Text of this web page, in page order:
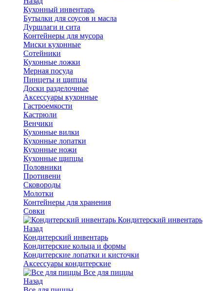
Кухонный инвентарь
Бутылки для соусов и масла
Дуршлаги и сита
Контейнеры для мусора
Миски кухонные
Сотейники
Кухонные ложки
Мерная посуда
Пинцеты и щипцы
Доски разделочные
Аксессуары кухонные
Гастроемкости
Кастрюли
Венчики
Кухонные вилки
Кухонные лопатки
Кухонные ножи
Кухонные щипцы
Половники
Противени
Сковороды
Молотки
Контейнеры для хранения
Совки
Кондитерский инвентарь
Назад
Кондитерский инвентарь
Кондитерские кольца и формы
Кондитерские лопатки и кисточки
Аксессуары кондитерские
Все для пиццы
Назад